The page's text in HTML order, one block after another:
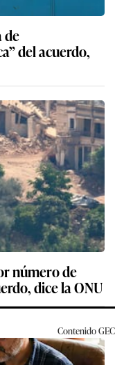
de
del acuerdo,
número de
dice la ONU
ContenidoGEC